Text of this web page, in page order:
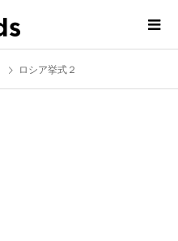
ロシア挙式２